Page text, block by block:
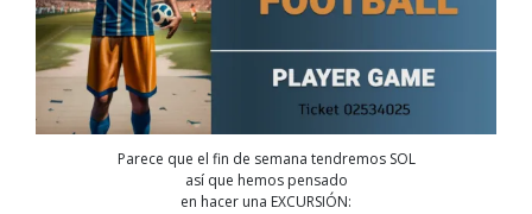
Parece que el fin de semana tendremos SOL
así que hemos pensado
en hacer una EXCURSIÓN: